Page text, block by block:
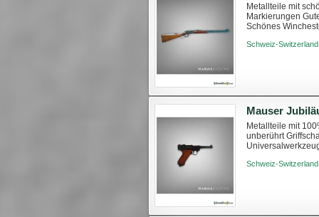
Metallteile mit
Markierungen
Schönes
Schweiz-
Metallteile mit
unberührt
Schweiz-